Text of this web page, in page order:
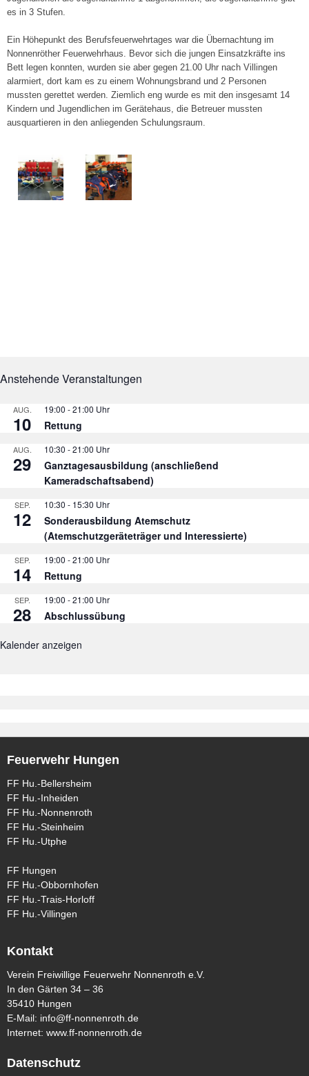
es in 3 Stufen.
Ein Höhepunkt des Berufsfeuerwehrtages war die Übernachtung im
Nonnenröther Feuerwehrhaus. Bevor sich die jungen Einsatzkräfte ins
Bett legen konnten, wurden sie aber gegen 21.00 Uhr nach Villingen
alarmiert, dort kam es zu einem Wohnungsbrand und 2 Personen
mussten gerettet werden. Ziemlich eng wurde es mit den insgesamt 14
Kindern und Jugendlichen im Gerätehaus, die Betreuer mussten
ausquartieren in den anliegenden Schulungsraum.
Anstehende Veranstaltungen
AUG.
10
19:00 -21:00
Rettung
AUG.
29
10:30 -21:00
Ganztagesausbildung (anschließend
Kameradschaftsabend)
SEP.
12
10:30 - 15:30
Sonderausbildung Atemschutz
(Atemschutzgeräteträger und Interessierte)
SEP.
14
19:00 -21:00
Rettung
SEP.
28
19:00 -21:00
Abschlussübung
Kalender anzeigen
Feuerwehr Hungen
FF Hu.-Bellersheim
FF Hu.-Inheiden
FF Hu.-Nonnenroth
FF Hu.-Steinheim
FF Hu.-Utphe
FF Hungen
FF Hu.-Obbornhofen
FF Hu.-Trais-Horloff
FF Hu.-Villingen
Kontakt
Verein Freiwillige Feuerwehr Nonnenroth e.V.
In den Gärten 34 – 36
35410 Hungen
E-Mail: info@ff-nonnenroth.de
Internet: www.ff-nonnenroth.de
Datenschutz